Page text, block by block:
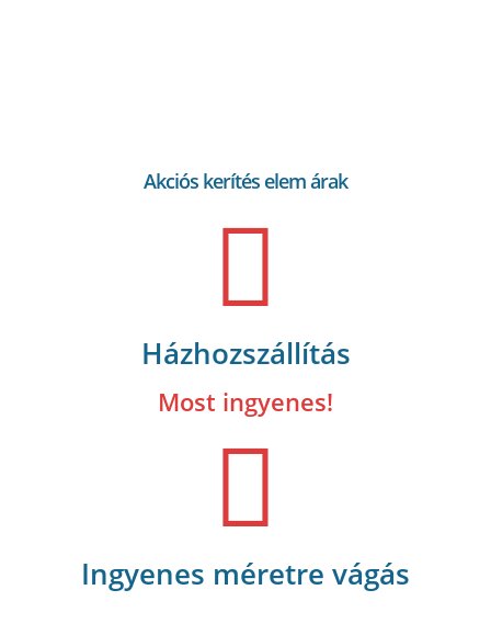
Akciós kerítés elem árak
Házhozszállítás
Most ingyenes!
Ingyenes méretre vágás